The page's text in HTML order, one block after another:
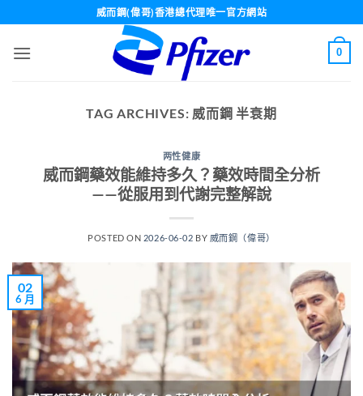
to
content
威而鋼(偉哥)香港總代理唯一官方網站
0
TAG ARCHIVES: 威而鋼 半衰期
两性健康
威而鋼藥效能維持多久？藥效時間全分析
——從服用到代謝完整解說
POSTED ON 2026-06-02 BY 威而鋼（偉哥）
02
6 月